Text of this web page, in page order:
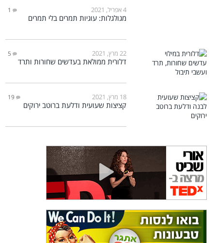
4 אפריל, 2021 1
מגולגלות: עוגיות תמרים בלי תמרים
22 מרץ, 2021 5
דלורית ממולאת בעדשים שחורות ותרד
18 מרץ, 2021 19
קציצות שעועית ודלעת ברוטב ירוקים